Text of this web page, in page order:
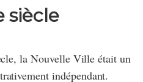
siècle
la Nouvelle Ville était un
indépendant.